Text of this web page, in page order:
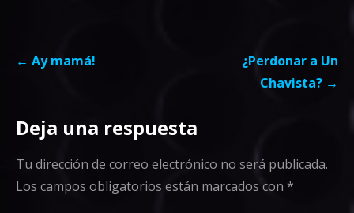
Navegación
← Ay mamá!
¿Perdonar a Un
Chavista? →
Deja una respuesta
Tu dirección de correo electrónico no será publicada.
Los campos obligatorios están marcados con *